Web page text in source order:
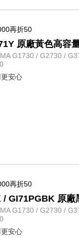
再折50
原廠黃色高容
G1730 / G2730 /
安心
再折50
GI71PGBK 原廠
G1730 / G2730 /
安心